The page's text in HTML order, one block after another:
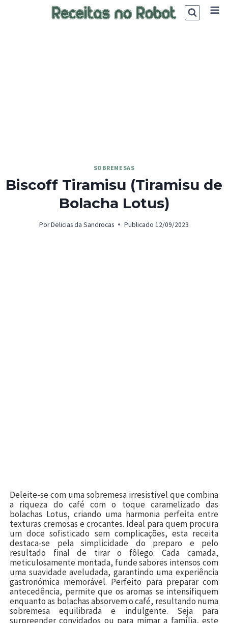
SOBREMESAS
Biscoff Tiramisu (Tiramisu de
Bolacha Lotus)
PorDelicias da Sandrocas Publicado 12/09/2023
Deleite-se com uma sobremesa irresistível que combina
a riqueza do café com o toque caramelizado das
bolachas Lotus, criando uma harmonia perfeita entre
texturas cremosas e crocantes. Ideal para quem procura
um doce sofisticado sem complicações, esta receita
destaca-se pela simplicidade do preparo e pelo
resultado final de tirar o fôlego. Cada camada,
meticulosamente montada, funde sabores intensos com
uma suavidade aveludada, garantindo uma experiência
gastronómica memorável. Perfeito para preparar com
antecedência, permite que os aromas se intensifiquem
enquanto as bolachas absorvem o café, resultando numa
sobremesa equilibrada e indulgente. Seja para
surpreender convidados ou para mimar a família, este